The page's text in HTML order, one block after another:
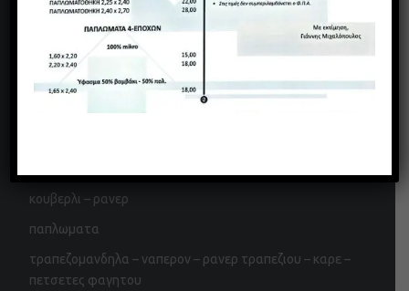
μπουρνουζια
μαξιλαρια υπνου
πατακια μπανιου
κουβερλι – ρανερ
παπλωματα
τραπεζομανδηλα – ναπερον – ρανερ τραπεζιου – καρε –
πετσετες φαγητου